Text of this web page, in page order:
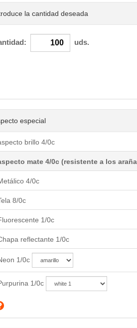
la cantidad deseada
uds.
especial
brillo 4/0c
mate 4/0c (resistente a los
4/0c
8/0c
1/0c
reflectante 1/0c
1/0c
1/0c